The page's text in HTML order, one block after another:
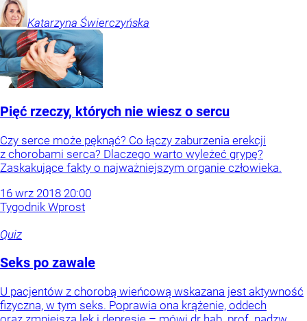
Katarzyna Świerczyńska
Pięć rzeczy, których nie wiesz o sercu
Czy serce może pęknąć? Co łączy zaburzenia erekcji
z chorobami serca? Dlaczego warto wyleżeć grypę?
Zaskakujące fakty o najważniejszym organie człowieka.
16 wrz 2018 20:00
Tygodnik Wprost
Quiz
Seks po zawale
U pacjentów z chorobą wieńcową wskazana jest aktywność
fizyczna, w tym seks. Poprawia ona krążenie, oddech